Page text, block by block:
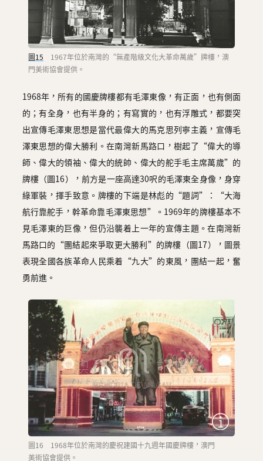
圖15 1967年位於南灣的“無產階級文化大革命萬歲”牌樓，澳
門美術協會提供。
1968年，所有的國慶牌樓都有毛澤東像，有正面，也有側面
的；有全身，也有半身的；有寫實的，也有浮雕式，都要突
出宣傳毛澤東思想是當代最偉大的馬克思列寧主義，宣傳毛
澤東思想的偉大勝利。在南灣新馬路口，樹起了“偉大的導
師、偉大的領袖、偉大的統帥、偉大的舵手毛主席萬歲”的
牌樓（圖16），前方是一座高達30呎的毛澤東全身像，身穿
綠軍裝，揮手致意。牌樓的下端是林彪的“題詞”：“大海
航行靠舵手，幹革命靠毛澤東思想”。1969年的牌樓基本不
見毛澤東的巨像，但仍沿襲着上一年的宣傳主題。在南灣新
馬路口的“團結起來爭取更大勝利”的牌樓（圖17），圖景
表現全國各族革命人民乘着“九大”的東風，團結一起，奮
勇前進。
圖16 1968年位於南灣的慶祝建國十九週年國慶牌樓，澳門
美術協會提供。